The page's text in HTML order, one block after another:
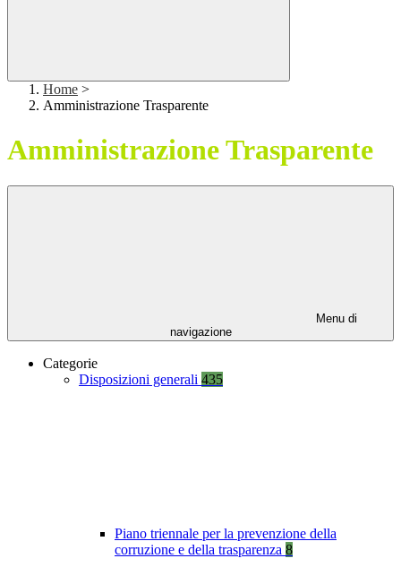
Home >
Amministrazione Trasparente
Amministrazione Trasparente
Menu di
navigazione
Categorie
Disposizioni generali 435
Piano triennale per la prevenzione della
corruzione e della trasparenza 8